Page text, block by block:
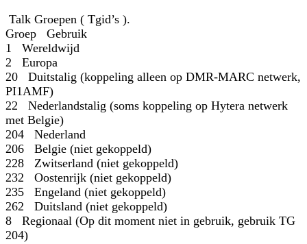
Talk Groepen ( Tgid’s ).
Groep Gebruik
1 Wereldwijd
2 Europa
20 Duitstalig (koppeling alleen op DMR-MARC netwerk,
PI1AMF)
22 Nederlandstalig (soms koppeling op Hytera netwerk
met Belgie)
204 Nederland
206 Belgie (niet gekoppeld)
228 Zwitserland (niet gekoppeld)
232 Oostenrijk (niet gekoppeld)
235 Engeland (niet gekoppeld)
262 Duitsland (niet gekoppeld)
8 Regionaal (Op dit moment niet in gebruik, gebruik TG
204)